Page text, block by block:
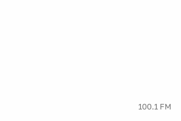
100.1 FM